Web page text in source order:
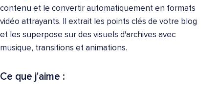
contenu et le convertir automatiquement en formats
vidéo attrayants. Il extrait les points clés de votre blog
et les superpose sur des visuels d'archives avec
musique, transitions et animations.
Ce que j'aime :